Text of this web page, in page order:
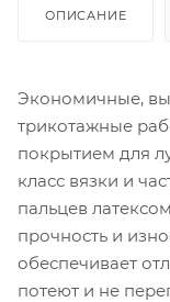
ОПИСАНИЕ
Экономичные,
трикотажные
покрытием для
класс вязки и
пальцев
прочность и
обеспечивает
потеют и не